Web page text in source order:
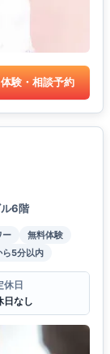
体験・相談予約
6階
ー
無料体験
ら5分以内
休日
日なし